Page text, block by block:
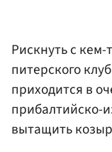
Рискнуть с
питерского
приходится в
прибалтийско-
вытащить